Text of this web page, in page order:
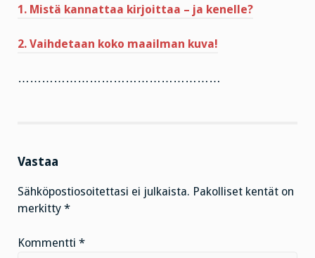
1. Mistä kannattaa kirjoittaa – ja kenelle?
2. Vaihdetaan koko maailman kuva!
……………………………………………
Vastaa
Sähköpostiosoitettasi ei julkaista. Pakolliset kentät on
merkitty *
Kommentti *